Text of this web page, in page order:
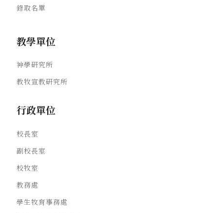
錄取名單
教學單位
神學研究所
教牧宣教研究所
行政單位
校長室
副校長室
校牧室
教務處
學生牧育事務處